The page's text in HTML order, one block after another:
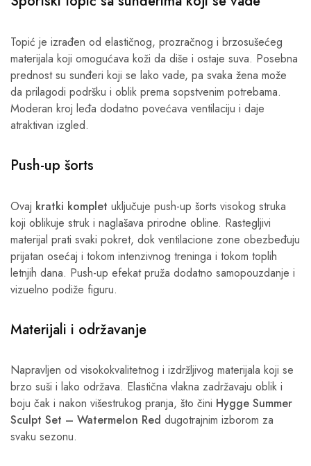
Topić je izrađen od elastičnog, prozračnog i brzosušećeg
materijala koji omogućava koži da diše i ostaje suva. Posebna
prednost su sunđeri koji se lako vade, pa svaka žena može
da prilagodi podršku i oblik prema sopstvenim potrebama.
Moderan kroj leđa dodatno povećava ventilaciju i daje
atraktivan izgled.
Push-up šorts
Ovaj kratki komplet uključuje push-up šorts visokog struka
koji oblikuje struk i naglašava prirodne obline. Rastegljivi
materijal prati svaki pokret, dok ventilacione zone obezbeđuju
prijatan osećaj i tokom intenzivnog treninga i tokom toplih
letnjih dana. Push-up efekat pruža dodatno samopouzdanje i
vizuelno podiže figuru.
Materijali i održavanje
Napravljen od visokokvalitetnog i izdržljivog materijala koji se
brzo suši i lako održava. Elastična vlakna zadržavaju oblik i
boju čak i nakon višestrukog pranja, što čini Hygge Summer
Sculpt Set – Watermelon Red dugotrajnim izborom za
svaku sezonu.